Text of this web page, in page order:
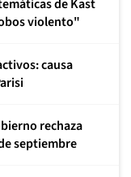
de Kast
violento"
causa
rechaza
septiembre